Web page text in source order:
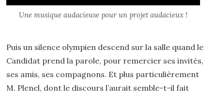
Player
Une musique audacieuse pour un projet audacieux !
Puis un silence olympien descend sur la salle quand le
Candidat prend la parole, pour remercier ses invités,
ses amis, ses compagnons. Et plus particulièrement
M. Plenel, dont le discours l’aurait semble-t-il fait